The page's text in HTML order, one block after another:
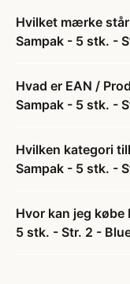
Hvilket mærke står
Sampak - 5 stk. -
Hvad er EAN /
Sampak - 5 stk. -
Hvilken kategori
Sampak - 5 stk. -
Hvor kan jeg købe
5 stk. - Str. 2 -